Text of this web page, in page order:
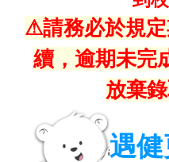
⚠請務必於規
續，逾期未完
放棄錄
遇健